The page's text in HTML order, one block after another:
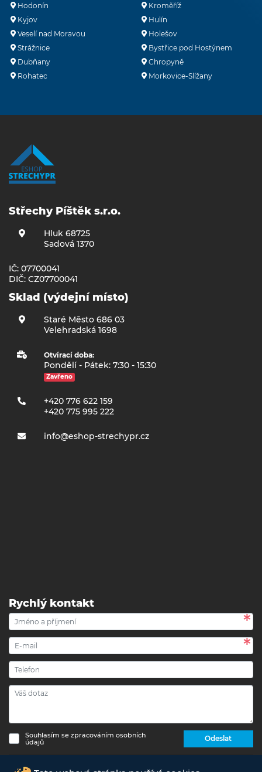
Hodonín
Kyjov
Veselí nad Moravou
Strážnice
Dubňany
Rohatec
Kroměříž
Hulín
Holešov
Bystřice pod Hostýnem
Chropyně
Morkovice-Slížany
Střechy Píštěk s.r.o.
Hluk 68725
Sadová 1370
IČ: 07700041
DIČ: CZ07700041
Sklad (výdejní místo)
Staré Město 686 03
Velehradská 1698
Otvírací doba:
Pondělí - Pátek: 7:30 - 15:30
Zavřeno
+420 776 622 159
+420 775 995 222
info@eshop-strechypr.cz
Rychlý kontakt
Souhlasím se zpracováním osobních
údajů
Odeslat
Copyright © 2017 - 2026 eshop-strechypr.cz - Všechna